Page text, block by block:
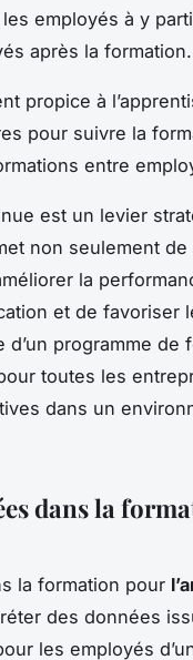
employés à y
après la formation.
propice à
pour suivre la
entre
est un levier
non seulement
la
et de favoriser
programme de
toutes les
dans un
dans la
la formation pour
des données
les employés